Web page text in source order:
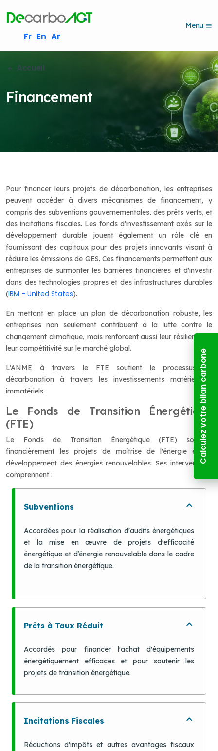
S
k
t
m
i
n
e
Menu
Fr En Ar
Accueil
Financement
Pour financer leurs projets de décarbonation, les entreprises
peuvent accéder à divers mécanismes de financement, y
compris des subventions gouvernementales, des prêts verts, et
des incitations fiscales. Les fonds d'investissement axés sur le
développement durable jouent également un rôle clé en
fournissant des capitaux pour des projets innovants visant à
réduire les émissions de GES. Ces financements permettent aux
entreprises de surmonter les barrières financières et d'investir
dans des technologies propres et des infrastructures durables​
(IBM - United States)​.
En mettant en place un plan de décarbonation robuste, les
entreprises non seulement contribuent à la lutte contre le
changement climatique, mais renforcent aussi leur résilience et
leur compétitivité sur le marché global.
L’ANME à travers le FTE soutient le processus de
décarbonation à travers les investissements matériels et
immatériels.
Le Fonds de Transition Énergétique
(FTE)
Le Fonds de Transition Énergétique (FTE) soutient
financièrement les projets de maîtrise de l'énergie et de
développement des énergies renouvelables. Ses interventions
comprennent :
Subventions
Accordées pour la réalisation d'audits énergétiques
et la mise en œuvre de projets d'efficacité
énergétique et d’énergie renouvelable dans le cadre
de la transition énergétique.
Prêts à Taux Réduit
Accordés pour financer l'achat d'équipements
énergétiquement efficaces et pour soutenir les
projets de transition énergétique.
Incitations Fiscales
Réductions d'impôts et autres avantages fiscaux
Calculez votre bilan carbone
questions sur :